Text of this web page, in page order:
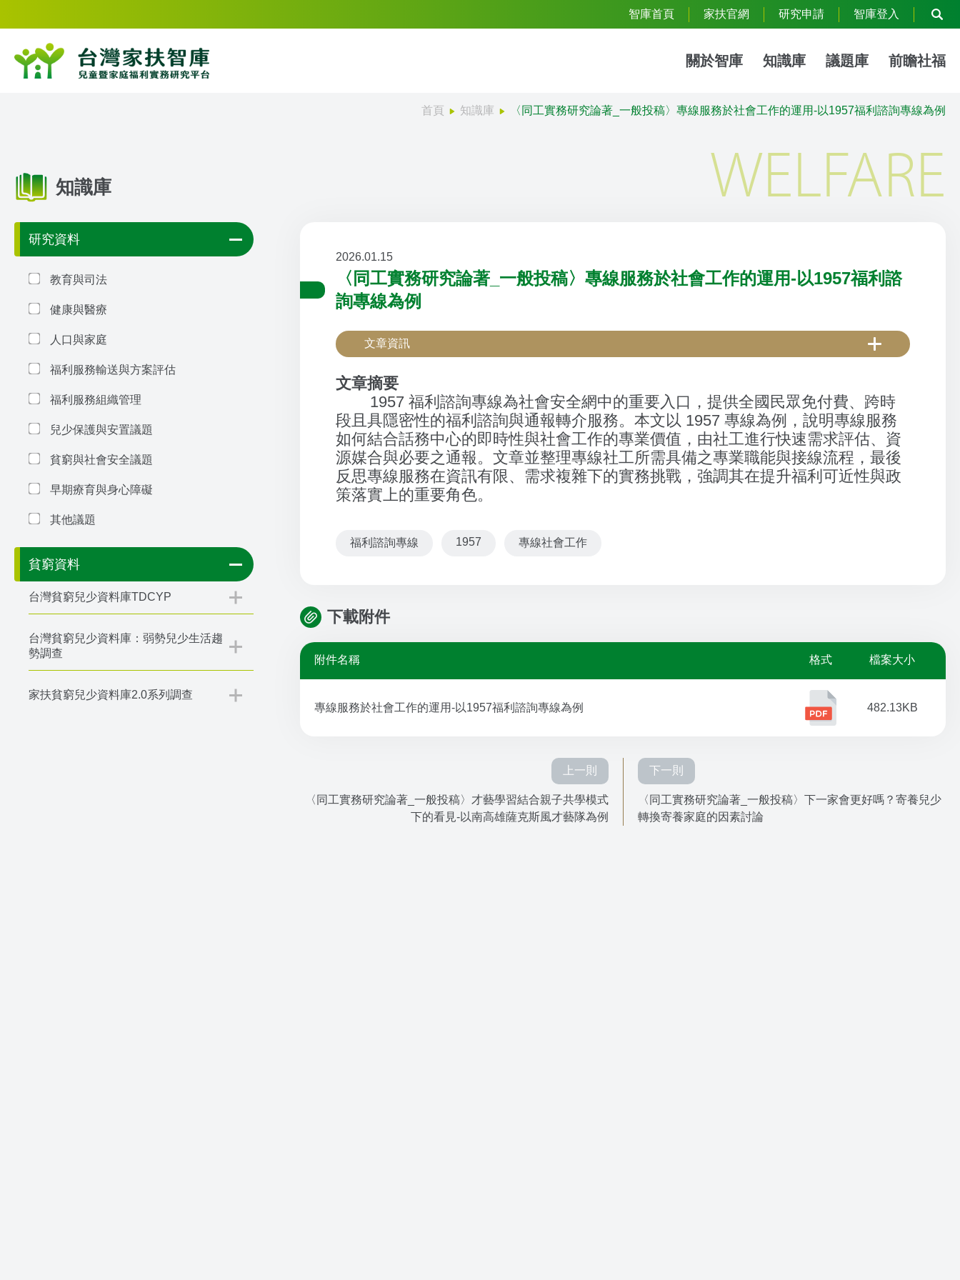
智庫首頁 家扶官網 研究申請 智庫登入
關於智庫 知識庫 議題庫 前瞻社福
首頁 知識庫 〈同工實務研究論著_一般投稿〉專線服務於社會工作的運用-以1957福利諮詢專線為例
知識庫 WELFARE
研究資料
教育與司法
健康與醫療
人口與家庭
福利服務輸送與方案評估
福利服務組織管理
兒少保護與安置議題
貧窮與社會安全議題
早期療育與身心障礙
其他議題
貧窮資料
台灣貧窮兒少資料庫TDCYP
台灣貧窮兒少資料庫：弱勢兒少生活趨
勢調查
家扶貧窮兒少資料庫2.0系列調查
2026.01.15
〈同工實務研究論著_一般投稿〉專線服務於社會工作的運用-以1957福利諮
詢專線為例
文章資訊
文章摘要
1957 福利諮詢專線為社會安全網中的重要入口，提供全國民眾免付費、跨時
段且具隱密性的福利諮詢與通報轉介服務。本文以 1957 專線為例，說明專線服務
如何結合話務中心的即時性與社會工作的專業價值，由社工進行快速需求評估、資
源媒合與必要之通報。文章並整理專線社工所需具備之專業職能與接線流程，最後
反思專線服務在資訊有限、需求複雜下的實務挑戰，強調其在提升福利可近性與政
策落實上的重要角色。
福利諮詢專線 1957 專線社會工作
下載附件
附件名稱 格式 檔案大小
專線服務於社會工作的運用-以1957福利諮詢專線為例 482.13KB
上一則
〈同工實務研究論著_一般投稿〉才藝學習結合親子共學模式
下的看見-以南高雄薩克斯風才藝隊為例
下一則
〈同工實務研究論著_一般投稿〉下一家會更好嗎？寄養兒少
轉換寄養家庭的因素討論